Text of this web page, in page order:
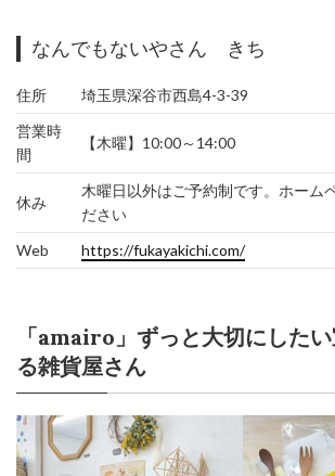
なんでもないやさん きち
住所
埼玉県深谷市西島4-3-39
営業時
間
【木曜】10:00～14:00
休み
木曜日以外はご予約制です。ホーム
ださい
Web
https://fukayakichi.com/
「amairo」ずっと大切にした
る雑貨屋さん